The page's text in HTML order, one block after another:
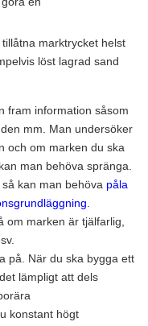
marktrycket helst
löst lagrad sand
fram information såsom
mm. Man undersöker
och om marken du ska
man behöva spränga.
kan man behöva påla
om marken är tjälfarlig,
på. När du ska bygga ett
lämpligt att dels
konstant högt